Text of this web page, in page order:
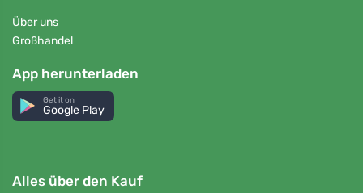
Über uns
Großhandel
App herunterladen
Get it on
Google Play
Alles über den Kauf